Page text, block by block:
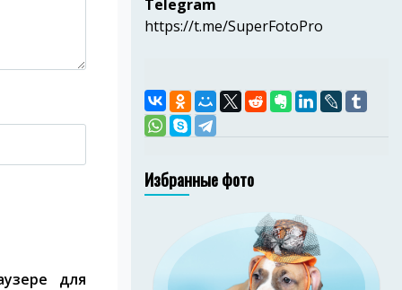
для
Telegram
https://t.me/SuperFotoPro
Избранные фото